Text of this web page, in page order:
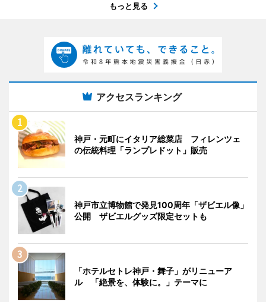
もっと見る
アクセスランキング
神戸・元町にイタリア総菜店 フィレンツェ
の伝統料理「ランプレドット」販売
神戸市立博物館で発見100周年「ザビエル像」
公開 ザビエルグッズ限定セットも
「ホテルセトレ神戸・舞子」がリニューア
ル 「絶景を、体験に。」テーマに